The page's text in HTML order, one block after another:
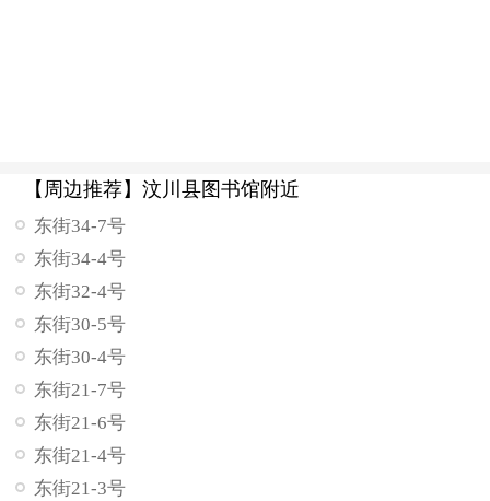
【周边推荐】汶川县图书馆附近
东街34-7号
东街34-4号
东街32-4号
东街30-5号
东街30-4号
东街21-7号
东街21-6号
东街21-4号
东街21-3号